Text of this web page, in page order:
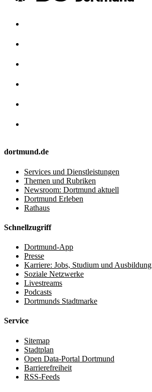
dortmund.de
Services und Dienstleistungen
Themen und Rubriken
Newsroom: Dortmund aktuell
Dortmund Erleben
Rathaus
Schnellzugriff
Dortmund-App
Presse
Karriere: Jobs, Studium und Ausbildung
Soziale Netzwerke
Livestreams
Podcasts
Dortmunds Stadtmarke
Service
Sitemap
Stadtplan
Open Data-Portal Dortmund
Barrierefreiheit
RSS-Feeds